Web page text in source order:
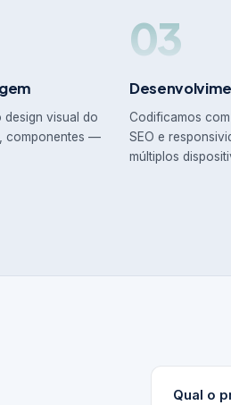
design visual do
componentes —
03
Codificamos
SEO e
múltiplos
Qual o